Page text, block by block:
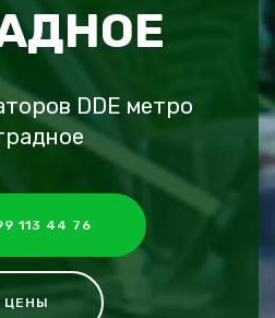
DDE метро
113 44 76
ЦЕНЫ